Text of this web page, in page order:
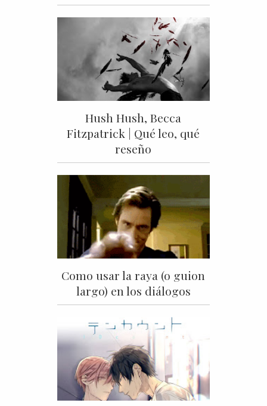
Hush Hush, Becca
Fitzpatrick | Qué leo, qué
reseño
Como usar la raya (o guion
largo) en los diálogos